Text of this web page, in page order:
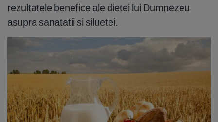
rezultatele benefice ale dietei lui Dumnezeu
asupra sanatatii si siluetei.